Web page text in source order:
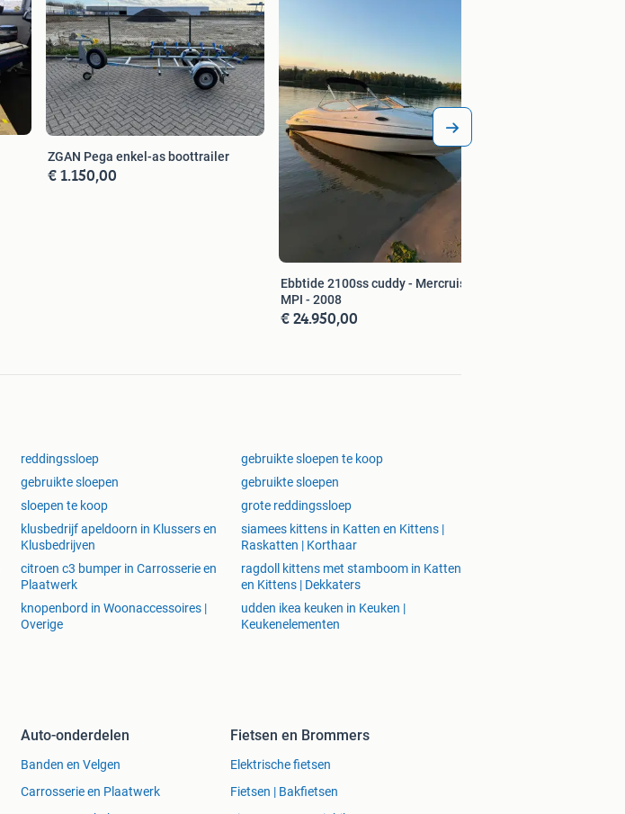
ZGAN Pega enkel-as boottrailer
€ 1.150,00
Ebbtide 2100ss cuddy - Mercruiser v8
MPI - 2008
€ 24.950,00
reddingssloep
gebruikte sloepen te koop
gebruikte sloepen
gebruikte sloepen
sloepen te koop grote reddingssloep
klusbedrijf apeldoorn in Klussers en
Klusbedrijven
siamees kittens in Katten en Kittens |
Raskatten | Korthaar
citroen c3 bumper in Carrosserie en
Plaatwerk
ragdoll kittens met stamboom in Katten
en Kittens | Dekkaters
knopenbord in Woonaccessoires |
Overige
udden ikea keuken in Keuken |
Keukenelementen
Auto-onderdelen
Banden en Velgen
Carrosserie en Plaatwerk
Fietsen en Brommers
Elektrische fietsen
Fietsen | Bakfietsen